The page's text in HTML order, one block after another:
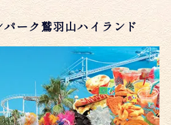
ーク鷲羽山ハイランド